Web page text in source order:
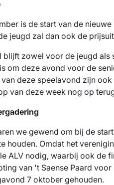
is de start van de
jeugd zal dan ook de
blijft zowel voor de jeugd als
om deze avond voor de
deze speelavond zijn
van deze week nog op
we gewend om bij de
houden. Omdat het
ALV nodig, waarbij ook de
van 't Saense Paard
7 oktober gehouden.